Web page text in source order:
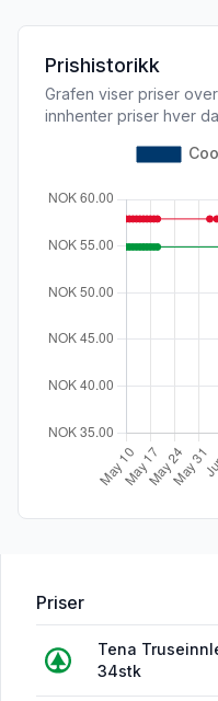
Prishistorikk
Grafen viser priser
innhenter priser hver
Priser
Tena
34stk